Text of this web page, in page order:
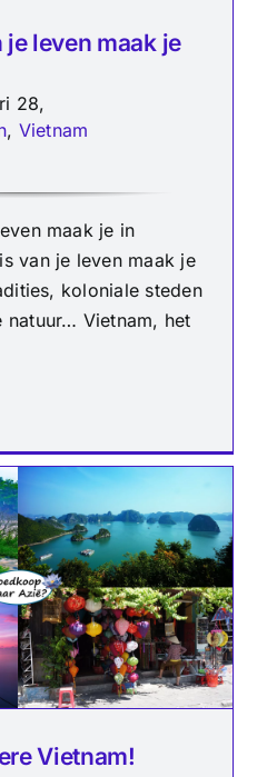
leven maak je
28,
, Vietnam
maak je in
van je leven maak je
koloniale steden
natuur… Vietnam, het
Vietnam!